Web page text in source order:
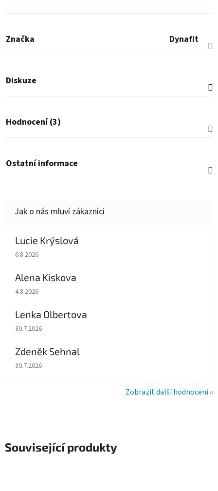
Značka Dynafit
Diskuze
Hodnocení (3)
Ostatní informace
Lucie Krýslová
Hodnocení obchodu je 5 z 5 hvězdiček.
6.8.2026
Alena Kiskova
Hodnocení obchodu je 5 z 5 hvězdiček.
4.8.2026
Lenka Olbertova
Hodnocení obchodu je 5 z 5 hvězdiček.
30.7.2026
Zdeněk Sehnal
Hodnocení obchodu je 5 z 5 hvězdiček.
30.7.2026
Zobrazit další hodnocení
Související produkty